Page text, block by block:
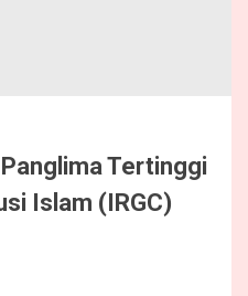
Tertinggi
Islam (IRGC)